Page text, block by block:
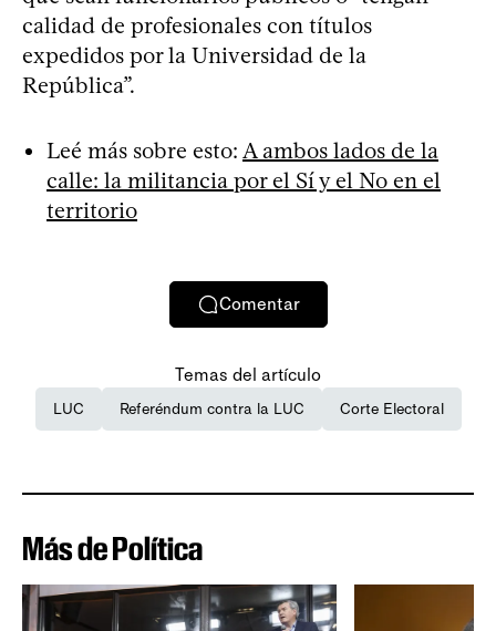
calidad de profesionales con títulos
expedidos por la Universidad de la
República”.
Leé más sobre esto: A ambos lados de la
calle: la militancia por el Sí y el No en el
territorio
Comentar
Temas del artículo
LUC Referéndum contra la LUC Corte Electoral
Más de Política